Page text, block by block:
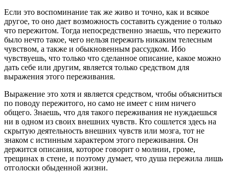
Если это воспоминание так же живо и точно, как и всякое
другое, то оно дает возможность составить суждение о только
что пережитом. Тогда непосредственно знаешь, что пережито
было нечто такое, чего нельзя пережить никаким телесным
чувством, а также и обыкновенным рассудком. Ибо
чувствуешь, что только что сделанное описание, какое можно
дать себе или другим, является только средством для
выражения этого переживания.
Выражение это хотя и является средством, чтобы объясниться
по поводу пережитого, но само не имеет с ним ничего
общего. Знаешь, что для такого переживания не нуждаешься
ни в одном из своих внешних чувств. Кто сошлется здесь на
скрытую деятельность внешних чувств или мозга, тот не
знаком с истинным характером этого переживания. Он
держится описания, которое говорит о молнии, громе,
трещинах в стене, и поэтому думает, что душа пережила лишь
отголоски обыденной жизни.